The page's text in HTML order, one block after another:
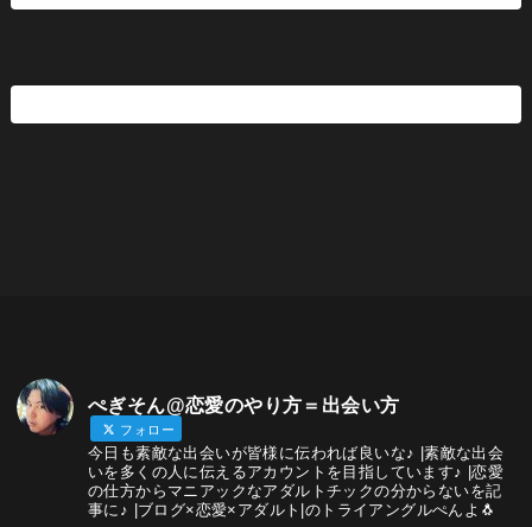
ぺぎそん@恋愛のやり方＝出会い方
フォロー
今日も素敵な出会いが皆様に伝われば良いな♪ |素敵な出会
いを多くの人に伝えるアカウントを目指しています♪ |恋愛
の仕方からマニアックなアダルトチックの分からないを記
事に♪ |ブログ×恋愛×アダルト|のトライアングルぺんよ🐧